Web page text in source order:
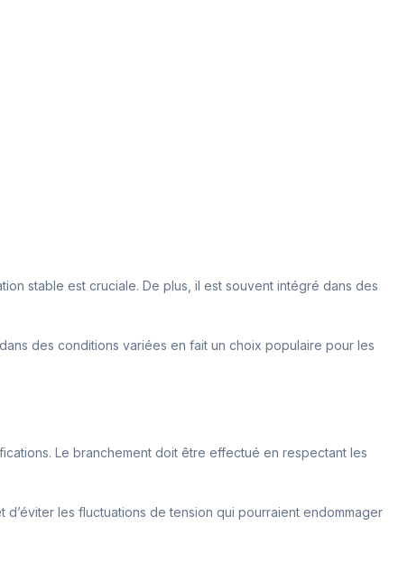
stable est cruciale. De plus, il est souvent intégré dans des
des conditions variées en fait un choix populaire pour les
Le branchement doit être effectué en respectant les
les fluctuations de tension qui pourraient endommager